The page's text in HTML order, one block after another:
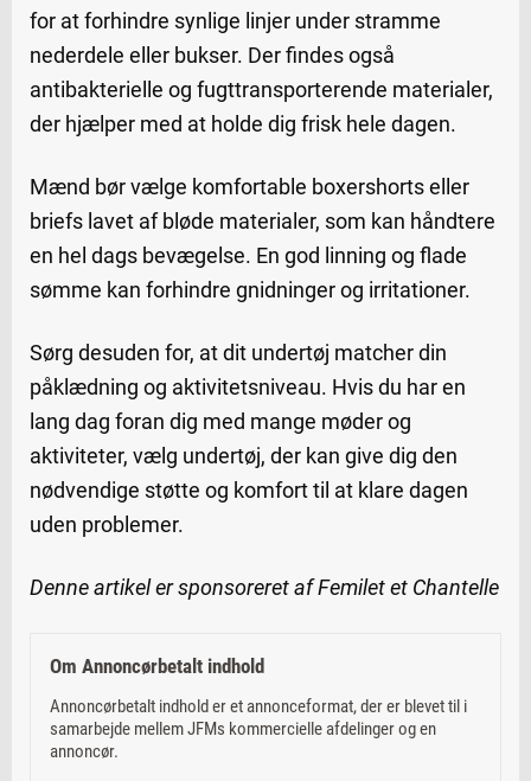
for at forhindre synlige linjer under stramme
nederdele eller bukser. Der findes også
antibakterielle og fugttransporterende materialer,
der hjælper med at holde dig frisk hele dagen.
Mænd bør vælge komfortable boxershorts eller
briefs lavet af bløde materialer, som kan håndtere
en hel dags bevægelse. En god linning og flade
sømme kan forhindre gnidninger og irritationer.
Sørg desuden for, at dit undertøj matcher din
påklædning og aktivitetsniveau. Hvis du har en
lang dag foran dig med mange møder og
aktiviteter, vælg undertøj, der kan give dig den
nødvendige støtte og komfort til at klare dagen
uden problemer.
Denne artikel er sponsoreret af Femilet et Chantelle
Om Annoncørbetalt indhold
Annoncørbetalt indhold er et annonceformat, der er blevet til i
samarbejde mellem JFMs kommercielle afdelinger og en
annoncør.